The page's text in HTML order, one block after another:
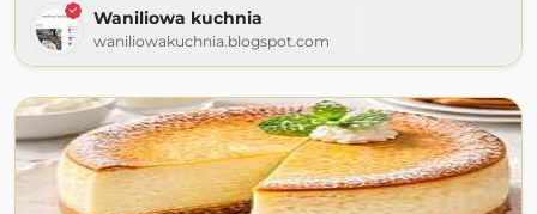
Waniliowa kuchnia
waniliowakuchnia.blogspot.com